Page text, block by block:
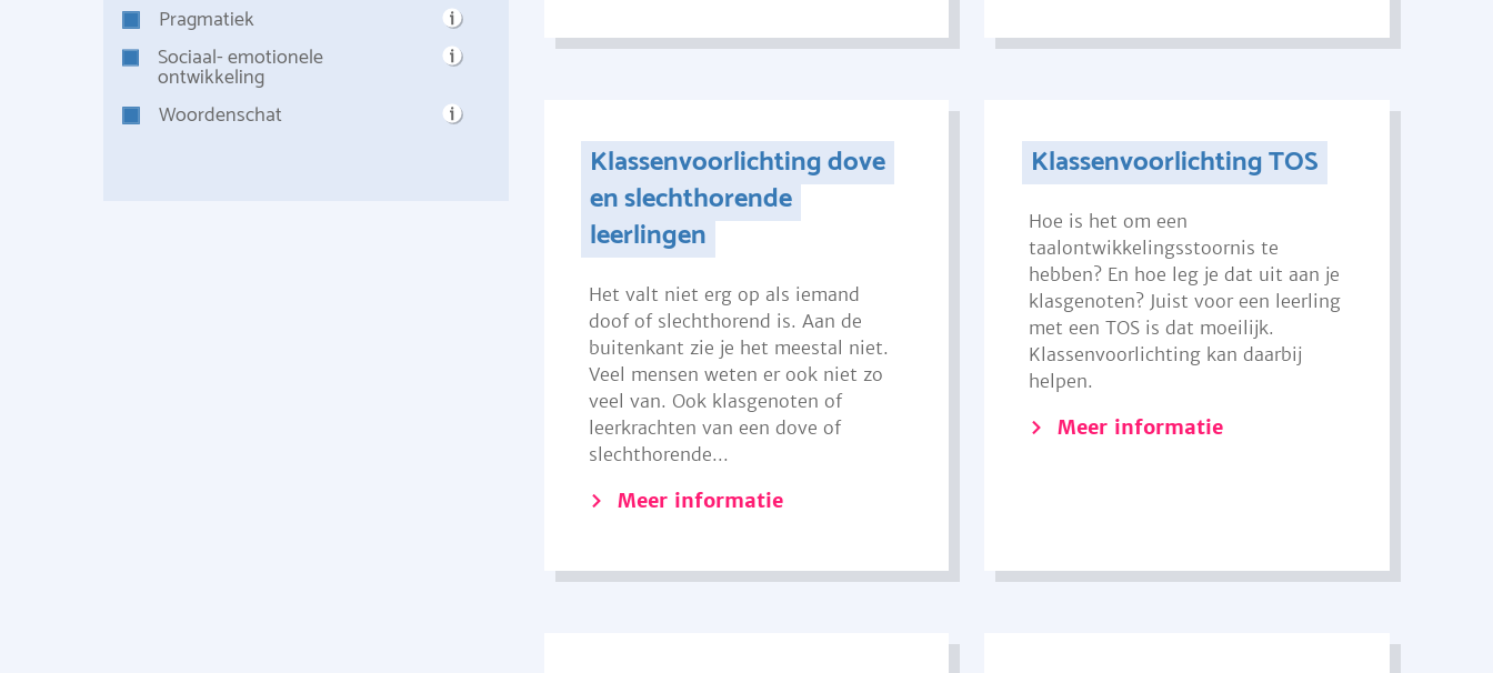
Pragmatiek
Sociaal- emotionele
ontwikkeling
Woordenschat
Klassenvoorlichting dove
en slechthorende
leerlingen
Het valt niet erg op als iemand
doof of slechthorend is. Aan de
buitenkant zie je het meestal niet.
Veel mensen weten er ook niet zo
veel van. Ook klasgenoten of
leerkrachten van een dove of
slechthorende...
Meer informatie
Klassenvoorlichting TOS
Hoe is het om een
taalontwikkelingsstoornis te
hebben? En hoe leg je dat uit aan je
klasgenoten? Juist voor een leerling
met een TOS is dat moeilijk.
Klassenvoorlichting kan daarbij
helpen.
Meer informatie